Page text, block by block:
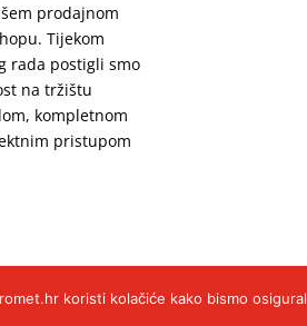
prodajnom
Tijekom
rada postigli smo
na tržištu
kompletnom
pristupom
d.o.o. 2020. Sva prava pridržana
koristi kolačiće kako bismo